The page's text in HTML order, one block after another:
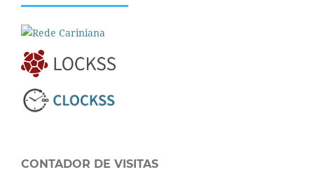
CONTADOR DE VISITAS